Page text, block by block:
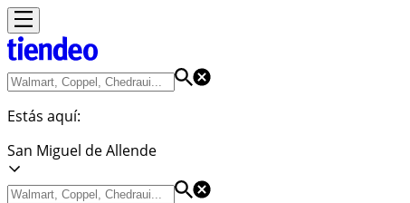
Estás aquí:
San Miguel de Allende